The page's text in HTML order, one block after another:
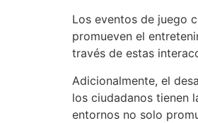
Los eventos de juego
promueven el
través de estas
Adicionalmente, el
los ciudadanos tienen
entornos no solo